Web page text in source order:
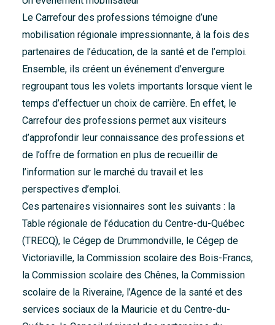
Le Carrefour des professions témoigne d’une
mobilisation régionale impressionnante, à la fois des
partenaires de l’éducation, de la santé et de l’emploi.
Ensemble, ils créent un événement d’envergure
regroupant tous les volets importants lorsque vient le
temps d’effectuer un choix de carrière. En effet, le
Carrefour des professions permet aux visiteurs
d’approfondir leur connaissance des professions et
de l’offre de formation en plus de recueillir de
l’information sur le marché du travail et les
perspectives d’emploi.
Ces partenaires visionnaires sont les suivants : la
Table régionale de l’éducation du Centre-du-Québec
(TRECQ), le Cégep de Drummondville, le Cégep de
Victoriaville, la Commission scolaire des Bois-Francs,
la Commission scolaire des Chênes, la Commission
scolaire de la Riveraine, l’Agence de la santé et des
services sociaux de la Mauricie et du Centre-du-